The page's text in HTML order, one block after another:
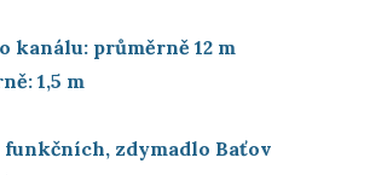
kanálu: průměrně 12 m
1,5 m
funkčních, zdymadlo Baťov